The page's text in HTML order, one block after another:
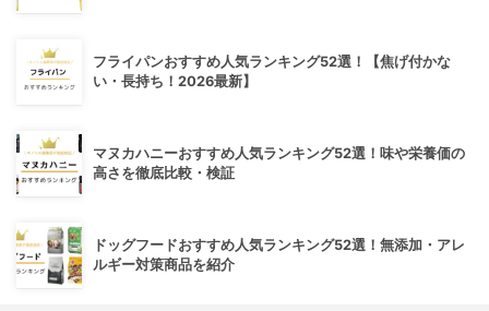
フライパンおすすめ人気ランキング52選！【焦げ付かな
い・長持ち！2026最新】
マヌカハニーおすすめ人気ランキング52選！味や栄養価の
高さを徹底比較・検証
ドッグフードおすすめ人気ランキング52選！無添加・アレ
ルギー対策商品を紹介